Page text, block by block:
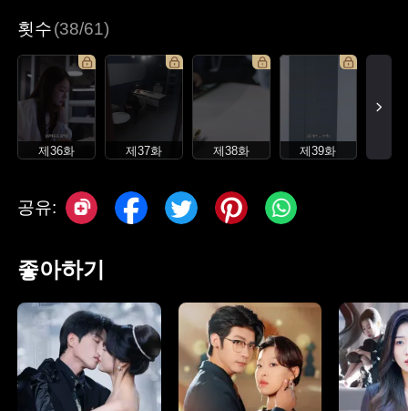
횟수(38/61)
제36화 제37화 제38화 제39화
공유:
좋아하기